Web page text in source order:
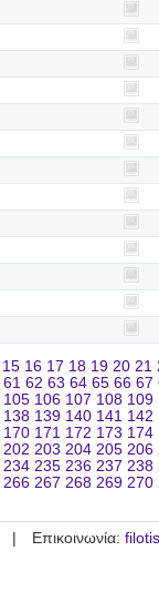
15 16 17 18 19 20 21
61 62 63 64 65 66 67
105 106 107 108 109
138 139 140 141 142
170 171 172 173 174
202 203 204 205 206
234 235 236 237 238
266 267 268 269 270
Επικοινωνία: